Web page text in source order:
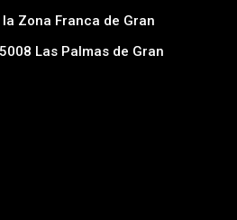
la Zona Franca de Gran
Las Palmas de Gran